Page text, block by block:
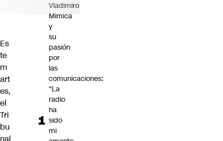
Es
te
m
art
es,
el
Tri
bu
nal
Vladimiro
Mimica
y
su
pasión
por
las
comunicaciones:
"La
radio
ha
sido
mi